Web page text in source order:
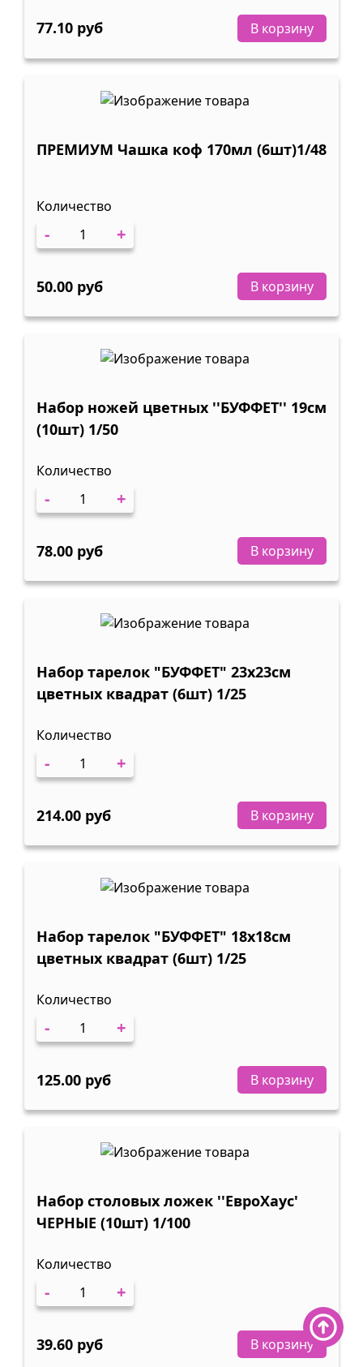
77.10 руб В корзину
ПРЕМИУМ Чашка коф 170мл (6шт)1/48
Количество
- +
50.00 руб В корзину
Набор ножей цветных ''БУФФЕТ'' 19см
(10шт) 1/50
Количество
- +
78.00 руб В корзину
Набор тарелок "БУФФЕТ" 23х23см
цветных квадрат (6шт) 1/25
Количество
- +
214.00 руб В корзину
Набор тарелок "БУФФЕТ" 18х18см
цветных квадрат (6шт) 1/25
Количество
- +
125.00 руб В корзину
Набор столовых ложек ''ЕвроХаус'
ЧЕРНЫЕ (10шт) 1/100
Количество
- +
39.60 руб В корзину